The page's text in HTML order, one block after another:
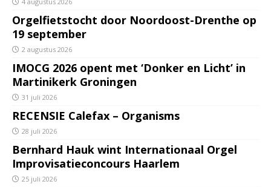
Orgelfietstocht door Noordoost-Drenthe op
19 september
2 augustus 2026
IMOCG 2026 opent met ‘Donker en Licht’ in
Martinikerk Groningen
31 juli 2026
RECENSIE Calefax – Organisms
28 juli 2026
Bernhard Hauk wint Internationaal Orgel
Improvisatieconcours Haarlem
25 juli 2026